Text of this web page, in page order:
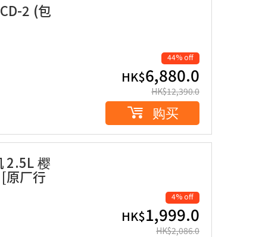
2 (包
44% off
HK$6,880.0
HK$12,390.0
购买
2.5L 樱
原厂行
4% off
HK$1,999.0
HK$2,086.0